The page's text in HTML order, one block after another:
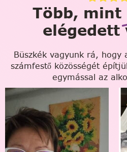
Több, mint
elégedett
Büszkék vagyunk rá, hogy
számfestő közösségét
egymással az